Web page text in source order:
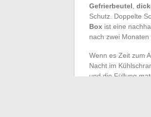
Gefrierbeutel
Schutz. Doppelte
Box ist eine
nach zwei
Wenn es Zeit zum
Nacht im
und die Füllung